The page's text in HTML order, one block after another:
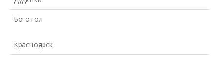
Боготол
Красноярск